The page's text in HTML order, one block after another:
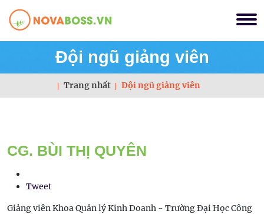
Đội ngũ giảng viên
Trang nhất Đội ngũ giảng viên
CG. BÙI THỊ QUYÊN
Tweet
Giảng viên Khoa Quản lý Kinh Doanh - Trường Đại Học Công